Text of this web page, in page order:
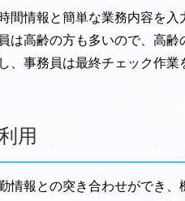
間情報と簡単な業務内容を
は高齢の方も多いので、高
、事務員は最終チェック作
用
情報との突き合わせができ